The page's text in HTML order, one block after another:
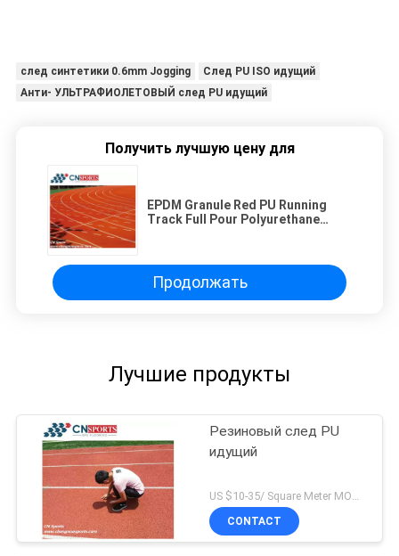
след синтетики 0.6mm Jogging
След PU ISO идущий
Анти- УЛЬТРАФИОЛЕТОВЫЙ след PU идущий
Получить лучшую цену для
EPDM Granule Red PU Running
Track Full Pour Polyurethane
полиуретановый связующий
материал)
Продолжать
Лучшие продукты
Резиновый след PU
идущий
US $10-35/ Square Meter MOQ:/
CONTACT